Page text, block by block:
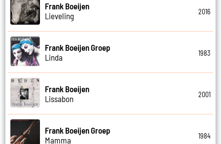
Frank Boeijen
Lieveling
2016
Frank Boeijen Groep
Linda
1983
Frank Boeijen
Lissabon
2001
Frank Boeijen Groep
Mamma
1984